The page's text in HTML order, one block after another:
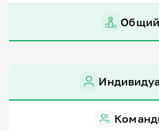
Игры и тренажеры
Игра «Знания»
Настолка
Общий